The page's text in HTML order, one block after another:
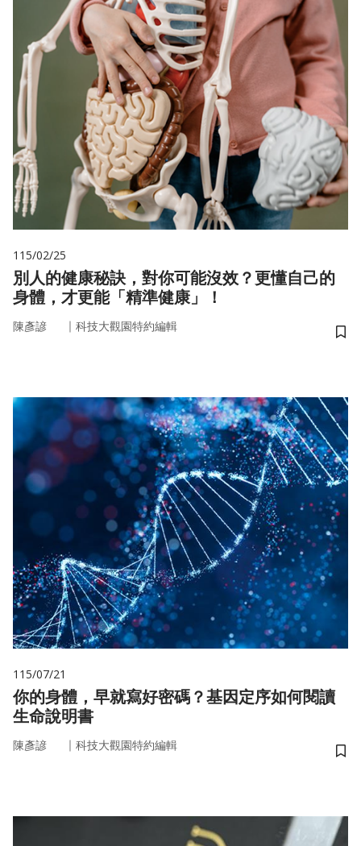
115/02/25
別人的健康秘訣，對你可能沒效？更懂自己的
身體，才更能「精準健康」！
陳彥諺 ｜ 科技大觀園特約編輯
儲
115/07/21
你的身體，早就寫好密碼？基因定序如何閱讀
生命說明書
陳彥諺 ｜ 科技大觀園特約編輯
儲